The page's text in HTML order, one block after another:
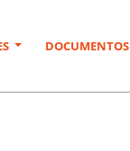
DOCUMENTOS